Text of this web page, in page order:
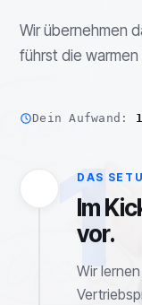
Wir übernehmen
führst die
Dein Aufwand:
1
DAS
Im
vor.
Wir